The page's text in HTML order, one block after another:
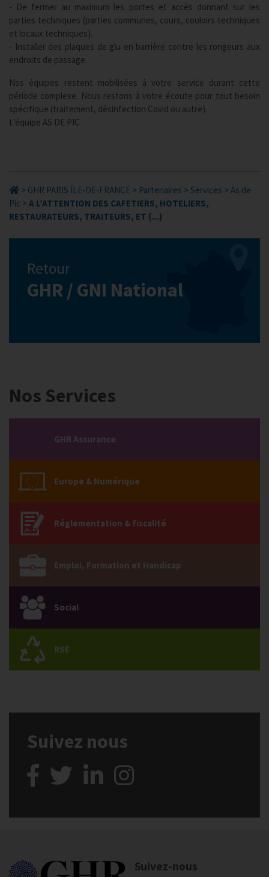
- De fermer au maximum les portes et accès donnant sur les
parties techniques (parties communes, cours, couloirs techniques
et locaux techniques).
- Installer des plaques de glu en barrière contre les rongeurs aux
endroits de passage.
Nos équipes restent mobilisées à votre service durant cette
période complexe. Nous restons à votre écoute pour tout besoin
spécifique (traitement, désinfection Covid ou autre).
L’équipe AS DE PIC
> GHR PARIS ÎLE-DE-FRANCE > Partenaires > Services > As de
Pic > A L’ATTENTION DES CAFETIERS, HOTELIERS,
RESTAURATEURS, TRAITEURS, ET (...)
Retour
GHR / GNI National
Nos Services
GHR Assurance
Europe & Numérique
Réglementation & fiscalité
Emploi, Formation et Handicap
Social
RSE
Suivez nous
Suivez-nous